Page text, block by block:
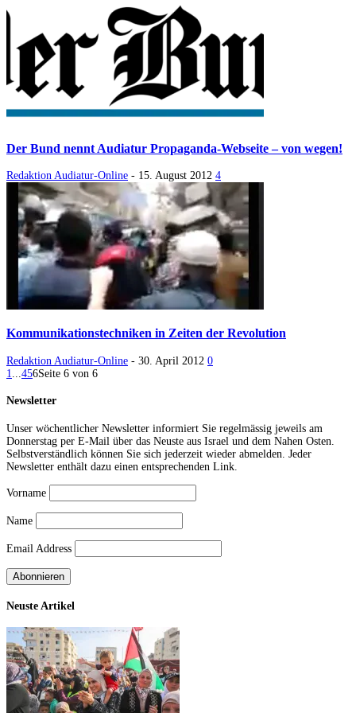
Der Bund nennt Audiatur Propaganda-Webseite – von wegen!
Redaktion Audiatur-Online - 15. August 2012 4
Kommunikationstechniken in Zeiten der Revolution
Redaktion Audiatur-Online - 30. April 2012 0
1
456Seite 6 von 6
Newsletter
Unser wöchentlicher Newsletter informiert Sie regelmässig jeweils am
Donnerstag per E-Mail über das Neuste aus Israel und dem Nahen Osten.
Selbstverständlich können Sie sich jederzeit wieder abmelden. Jeder
Newsletter enthält dazu einen entsprechenden Link.
Vorname
Name
Email Address
Neuste Artikel